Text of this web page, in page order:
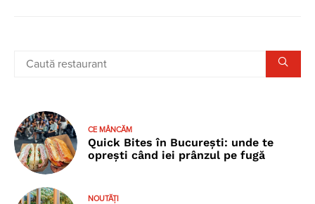
CE MÂNCĂM
Quick Bites în București: unde te
oprești când iei prânzul pe fugă
NOUTĂȚI